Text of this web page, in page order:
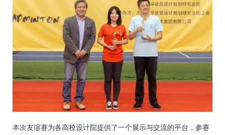
本次友谊赛为各高校设计院提供了一个展示与交流的平台，参赛